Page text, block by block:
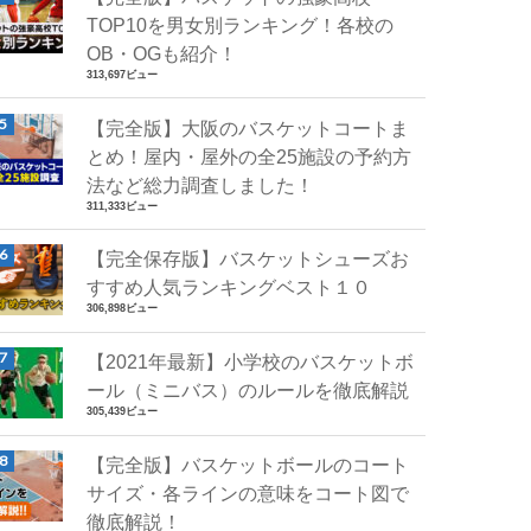
TOP10を男女別ランキング！各校の
OB・OGも紹介！
313,697ビュー
【完全版】大阪のバスケットコートま
とめ！屋内・屋外の全25施設の予約方
法など総力調査しました！
311,333ビュー
【完全保存版】バスケットシューズお
すすめ人気ランキングベスト１０
306,898ビュー
【2021年最新】小学校のバスケットボ
ール（ミニバス）のルールを徹底解説
305,439ビュー
【完全版】バスケットボールのコート
サイズ・各ラインの意味をコート図で
徹底解説！